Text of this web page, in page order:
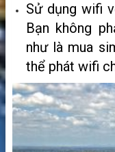
Sử dụng wifi
Bạn không
như là mua
thể phát wifi